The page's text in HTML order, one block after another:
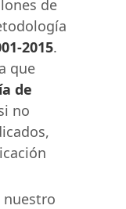
de
2015.
que
de
no
nuestro